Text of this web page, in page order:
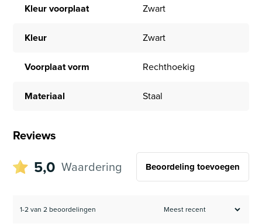
Kleur voorplaat Zwart
Kleur Zwart
Voorplaat vorm Rechthoekig
Materiaal Staal
Reviews
5,0 Waardering Beoordeling toevoegen
1-2 van 2 beoordelingen